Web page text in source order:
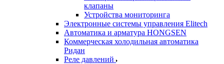
клапаны
Устройства мониторинга
Электронные системы управления Elitech
Автоматика и арматура HONGSEN
Коммерческая холодильная автоматика
Ридан
Реле давлений